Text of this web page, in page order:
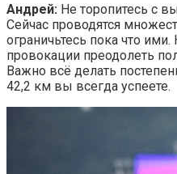
Андрей: Не торопитесь с
Сейчас проводятся
ограничьтесь пока что
провокации преодолеть
Важно всё делать
42,2 км вы всегда успеете.